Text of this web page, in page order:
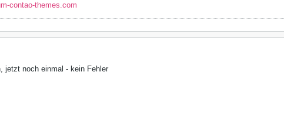
contao-themes.com
jetzt noch einmal - kein Fehler